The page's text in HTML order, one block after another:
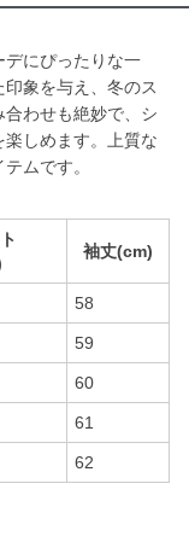
デにぴったりな一
象を与え、冬のス
わせも絶妙で、シ
しめます。上質な
ムです。
袖丈(cm)
58
59
60
61
62